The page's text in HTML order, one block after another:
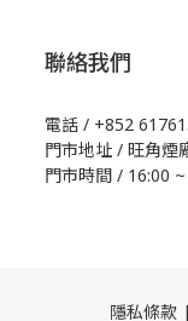
聯絡我們
電話 / +852
門市地址 / 旺角煙
門市時間 / 16:00
隱私條款